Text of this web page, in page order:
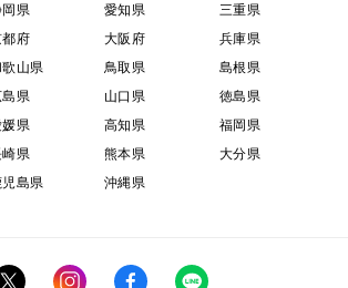
県 愛知県
三重県
都府 大阪府
兵庫県
山県 鳥取県
島根県
島県 山口県
徳島県
県 高知県
福岡県
県 熊本県
大分県
児島県 沖縄県